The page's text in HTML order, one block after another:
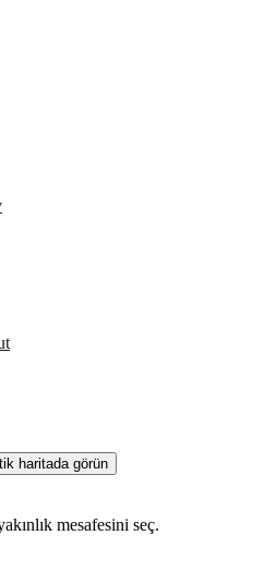
haritada görün
mesafesini seç.